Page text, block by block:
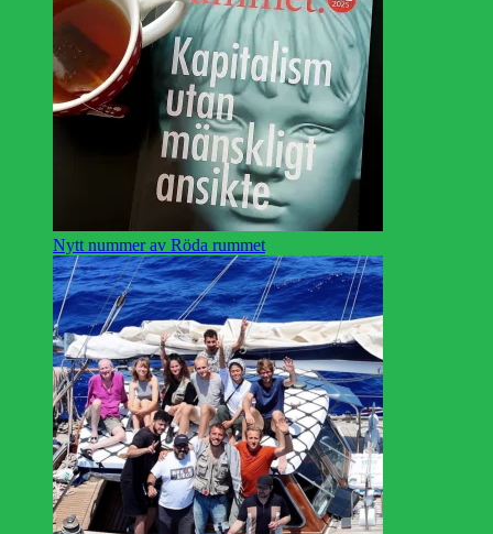
Nytt nummer av Röda rummet